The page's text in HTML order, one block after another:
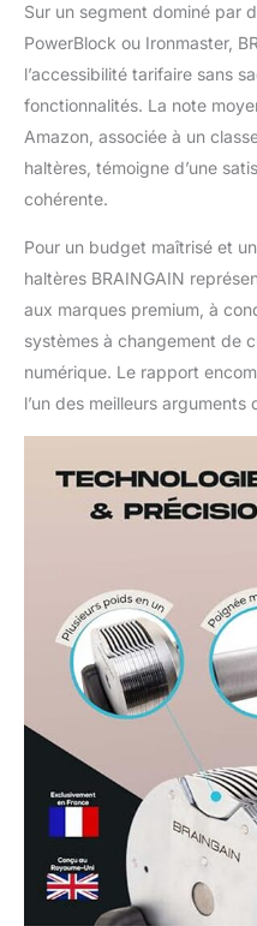
Sur un segment dominé par
PowerBlock ou Ironmaster,
l’accessibilité tarifaire sans
fonctionnalités. La note
Amazon, associée à un
haltères, témoigne d’une
cohérente.
Pour un budget maîtrisé et
haltères BRAINGAIN
aux marques premium, à
systèmes à changement de
numérique. Le rapport
l’un des meilleurs